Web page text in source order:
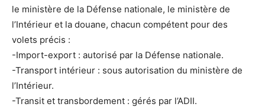
le ministère de la Défense nationale, le ministère de
l’Intérieur et la douane, chacun compétent pour des
volets précis :
-Import-export : autorisé par la Défense nationale.
-Transport intérieur : sous autorisation du ministère de
l’Intérieur.
-Transit et transbordement : gérés par l’ADII.